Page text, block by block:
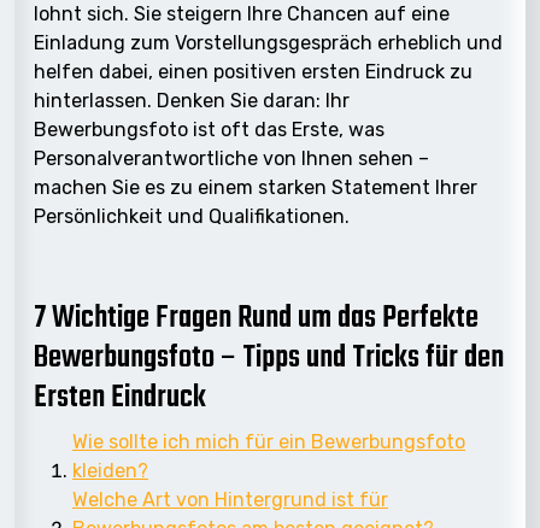
lohnt sich. Sie steigern Ihre Chancen auf eine
Einladung zum Vorstellungsgespräch erheblich und
helfen dabei, einen positiven ersten Eindruck zu
hinterlassen. Denken Sie daran: Ihr
Bewerbungsfoto ist oft das Erste, was
Personalverantwortliche von Ihnen sehen –
machen Sie es zu einem starken Statement Ihrer
Persönlichkeit und Qualifikationen.
7 Wichtige Fragen Rund um das Perfekte
Bewerbungsfoto – Tipps und Tricks für den
Ersten Eindruck
Wie sollte ich mich für ein Bewerbungsfoto
kleiden?
Welche Art von Hintergrund ist für